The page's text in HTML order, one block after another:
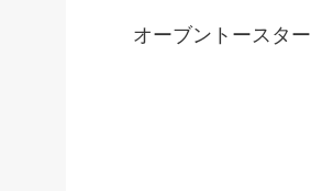
オーブントースター